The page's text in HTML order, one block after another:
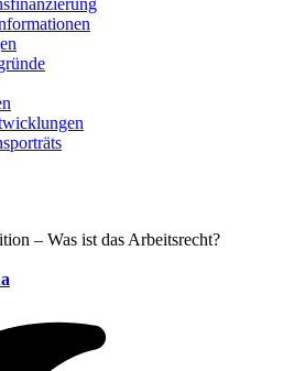
– Was ist das Arbeitsrecht?